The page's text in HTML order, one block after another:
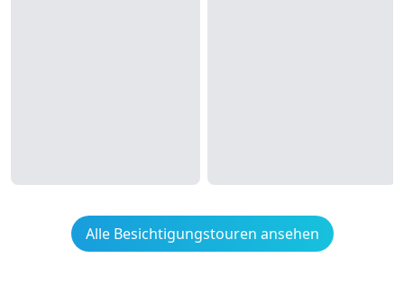
Alle Besichtigungstouren ansehen